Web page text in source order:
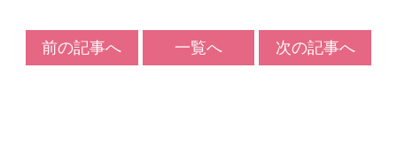
前の記事へ 一覧へ 次の記事へ